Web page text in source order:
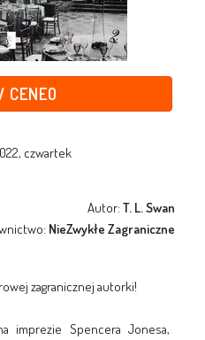
CENEO
czwartek
Autor:T. L. Swan
NieZwykłe Zagraniczne
zagranicznej autorki!
imprezie Spencera Jonesa,